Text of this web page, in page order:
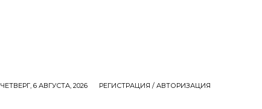
ЧЕТВЕРГ, 6 АВГУСТА, 2026 РЕГИСТРАЦИЯ / АВТОРИЗАЦИЯ